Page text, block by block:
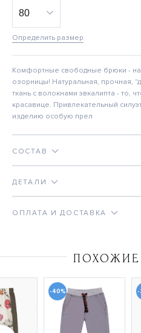
Определить размер
Комфортные свободные брюки -
озорницы! Натуральная, прочная,
ткань с волокнами эвкалипта - то,
красавице. Привлекательный
изделию особую прел
СОСТАВ
ДЕТАЛИ
ОПЛАТА И ДОСТАВКА
ПОХОЖИЕ
-40%